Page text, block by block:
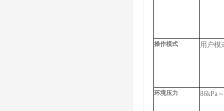
操作模式 用户模
环境压力 86kPa